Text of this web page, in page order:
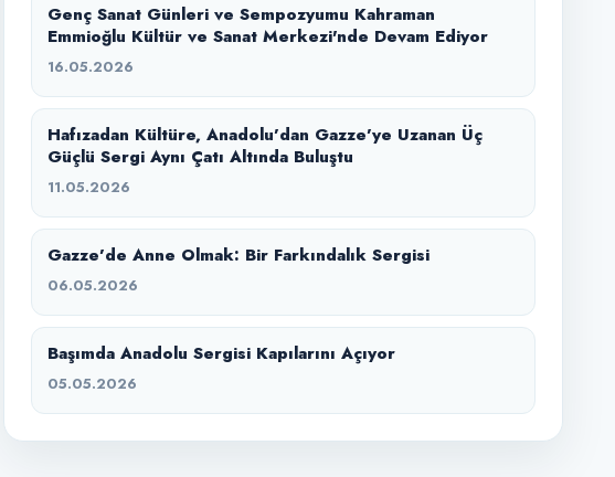
Genç Sanat Günleri ve Sempozyumu Kahraman
Emmioğlu Kültür ve Sanat Merkezi'nde Devam Ediyor
16.05.2026
Hafızadan Kültüre, Anadolu’dan Gazze’ye Uzanan Üç
Güçlü Sergi Aynı Çatı Altında Buluştu
11.05.2026
Gazze’de Anne Olmak: Bir Farkındalık Sergisi
06.05.2026
Başımda Anadolu Sergisi Kapılarını Açıyor
05.05.2026